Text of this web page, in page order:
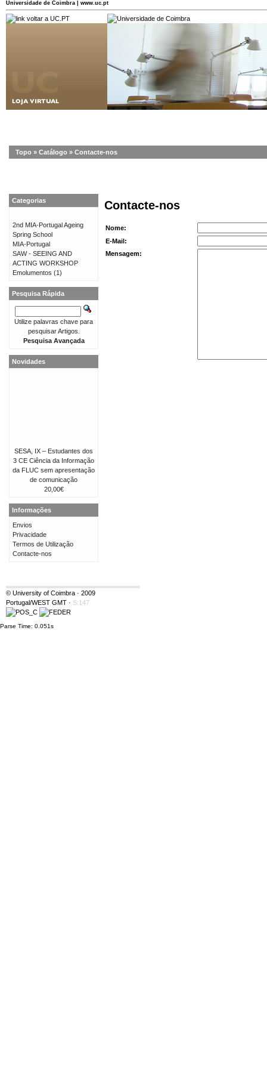
Universidade de Coimbra | www.uc.pt
Topo » Catálogo » Contacte-nos
Contacte-nos
Nome:
E-Mail:
Mensagem:
Categorias
2nd MIA-Portugal Ageing
Spring School
MIA-Portugal
SAW - SEEING AND
ACTING WORKSHOP
Emolumentos (1)
Pesquisa Rápida
Utilize palavras chave para
pesquisar Artigos.
Pesquisa Avançada
Novidades
SESA, IX – Estudantes dos
3 CE Ciência da Informação
da FLUC sem apresentação
de comunicação
20,00€
Informações
Envios
Privacidade
Termos de Utilização
Contacte-nos
© University of Coimbra · 2009
Portugal/WEST GMT · S:147
Parse Time: 0.051s